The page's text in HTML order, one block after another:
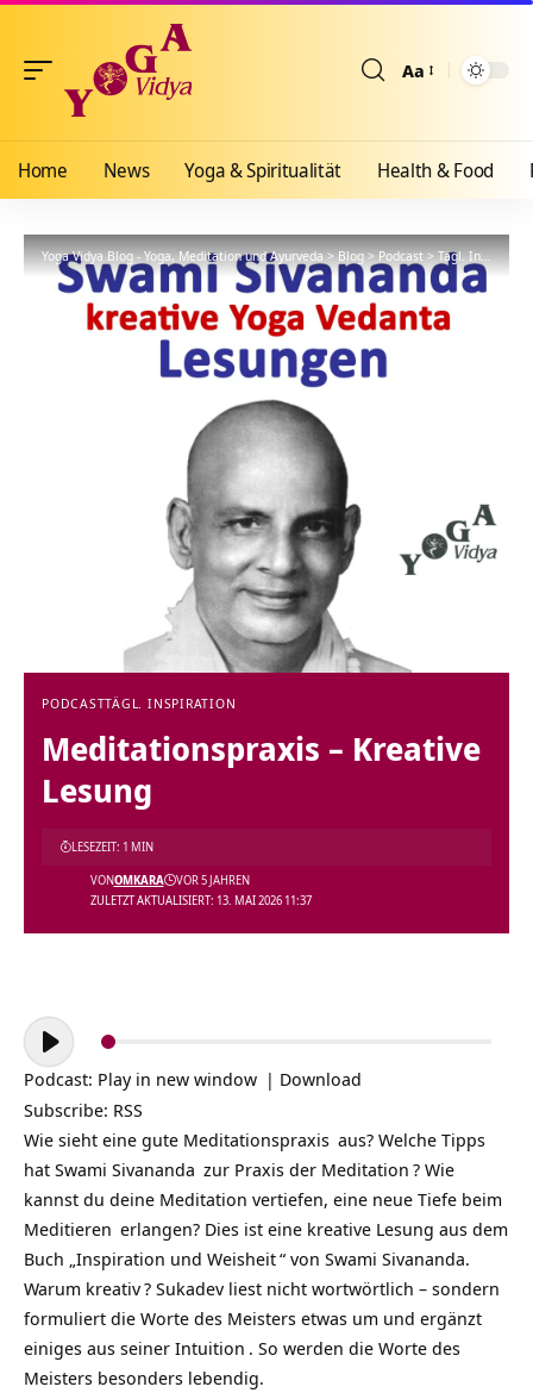
Aa
Home News Yoga & Spiritualität Health & Food
Yoga Vidya Blog - Yoga, Meditation und Ayurveda>Blog>Podcast>Tägl. Inspiration
PODCASTTÄGL. INSPIRATION
Meditationspraxis – Kreative
Lesung
ZULETZT AKTUALISIERT: 13. MAI 2026 11:37
VONOMKARA VOR 5 JAHREN
LESEZEIT: 1 MIN
Audio-
Player
Podcast: Play in new window | Download
Subscribe: RSS
Wie sieht eine gute Meditationspraxis aus? Welche Tipps
hat Swami Sivananda zur Praxis der Meditation ? Wie
kannst du deine Meditation vertiefen, eine neue Tiefe beim
Meditieren erlangen? Dies ist eine kreative Lesung aus dem
Buch „Inspiration und Weisheit“ von Swami Sivananda.
Warum kreativ? Sukadev liest nicht wortwörtlich – sondern
formuliert die Worte des Meisters etwas um und ergänzt
einiges aus seiner Intuition . So werden die Worte des
Meisters besonders lebendig.